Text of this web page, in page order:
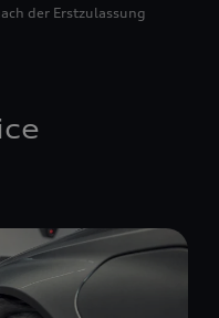
der Erstzulassung